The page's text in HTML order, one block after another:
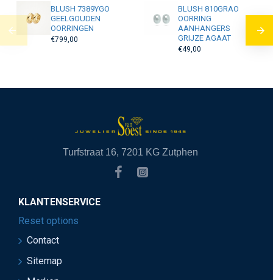
BLUSH 7389YGO
GEELGOUDEN
OORRINGEN
€799,00
BLUSH 810GRAO
OORRING
AANHANGERS
GRIJZE AGAAT
€49,00
Turfstraat 16, 7201 KG Zutphen
KLANTENSERVICE
Reset options
Contact
Sitemap